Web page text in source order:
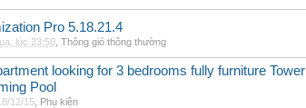
Pro 5.18.21.4
lúc 23:50 Thông gió thông thường
looking for 3 bedrooms fully furniture Tower
Pool
12/15 Phụ kiện